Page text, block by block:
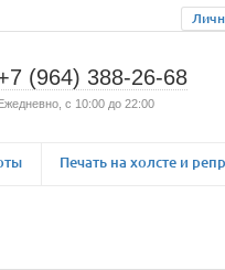
(964) 388-26-68
с 10:00 до 22:00
Печать на холсте и